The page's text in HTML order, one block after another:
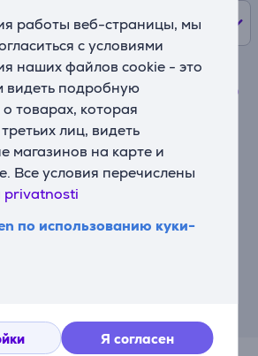
работы веб-страницы, мы
с условиями
наших файлов cookie - это
видеть подробную
товарах, которая
лиц, видеть
магазинов на карте и
Все условия перечислены
privatnosti
по использованию куки-
Я согласен
L.D196 H37 - Угольный фильтр
при займе в размере 500
договора 24 месяца,
комиссия за заключение
ежемесячная комиссия
договора – 0,6%,